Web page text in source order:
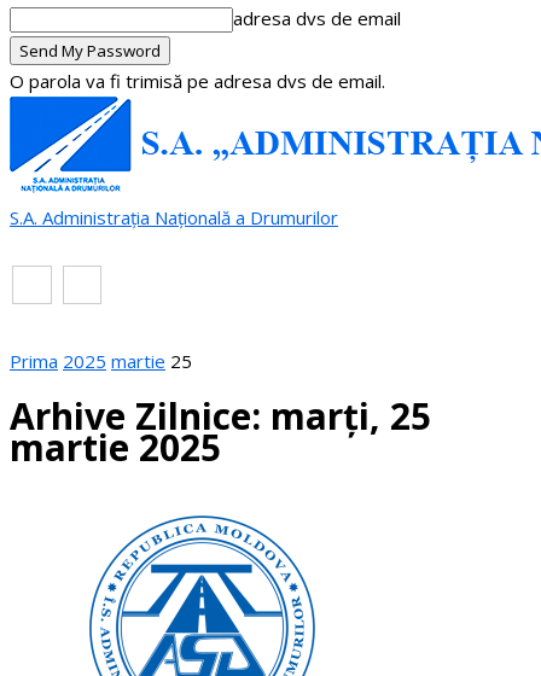
adresa dvs de email
O parola va fi trimisă pe adresa dvs de email.
S.A. Administrația Națională a Drumurilor
Prima 2025 martie 25
Arhive Zilnice: marți, 25
martie 2025